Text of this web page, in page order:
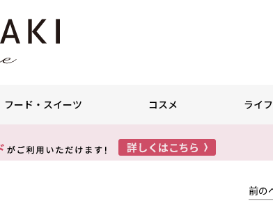
フード・スイーツ コスメ ライ
前の